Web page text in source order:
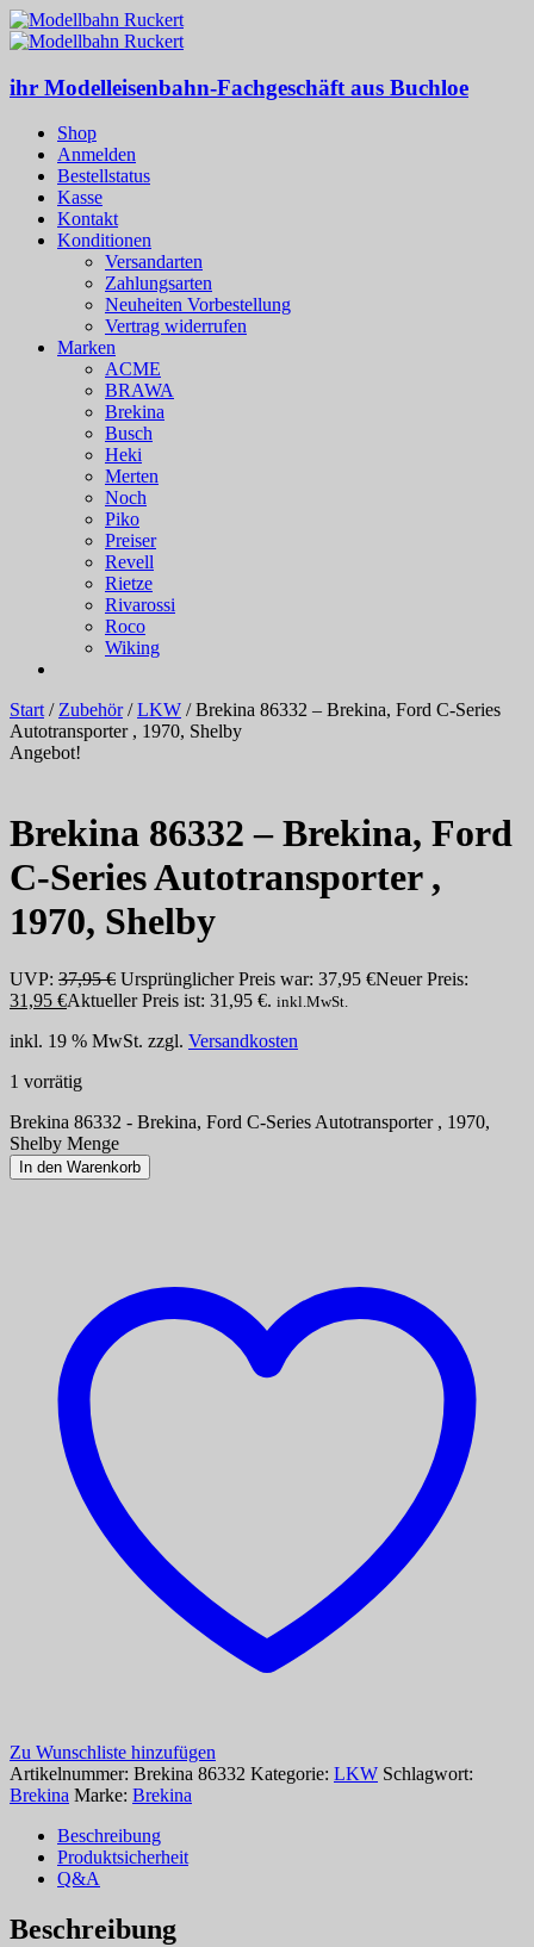
ihr Modelleisenbahn-Fachgeschäft aus Buchloe
Shop
Anmelden
Bestellstatus
Kasse
Kontakt
Konditionen
Versandarten
Zahlungsarten
Neuheiten Vorbestellung
Vertrag widerrufen
Marken
ACME
BRAWA
Brekina
Busch
Heki
Merten
Noch
Piko
Preiser
Revell
Rietze
Rivarossi
Roco
Wiking
Start/Zubehör/LKW / Brekina 86332 – Brekina, Ford C-Series
Autotransporter , 1970, Shelby
Angebot!
Brekina 86332 – Brekina, Ford
C-Series Autotransporter ,
1970, Shelby
UVP: 37,95€ Ursprünglicher Preis war: 37,95 €Neuer Preis:
31,95 €Aktueller Preis ist: 31,95 €. inkl.MwSt.
inkl. 19 % MwSt. zzgl. Versandkosten
1 vorrätig
Brekina 86332 - Brekina, Ford C-Series Autotransporter , 1970,
Shelby Menge
In den Warenkorb
Zu Wunschliste hinzufügen
Artikelnummer: Brekina 86332 Kategorie: LKW Schlagwort:
Brekina Marke: Brekina
Beschreibung
Produktsicherheit
Q&A
Beschreibung